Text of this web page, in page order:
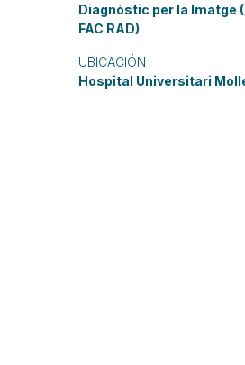
Diagnòstic per la Imatge
FAC RAD)
UBICACIÓN
Hospital Universitari